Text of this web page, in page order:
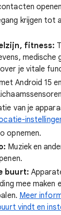
krijgen tot
fitness:
medische
je vitale
Android 15
van je
opnemen.
Muziek en
buurt:
mee maken
Meer
vindt en